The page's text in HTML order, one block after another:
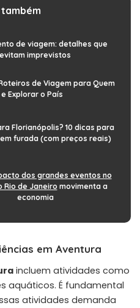
de viagem: detalhes que
evitam imprevistos
de Viagem para Quem
Explorar o País
Florianópolis? 10 dicas para
furada (com preços reais)
dos grandes eventos no
Rio de Janeiro movimenta a
economia
em Aventura
incluem atividades como
aquáticos. É fundamental
atividades demanda